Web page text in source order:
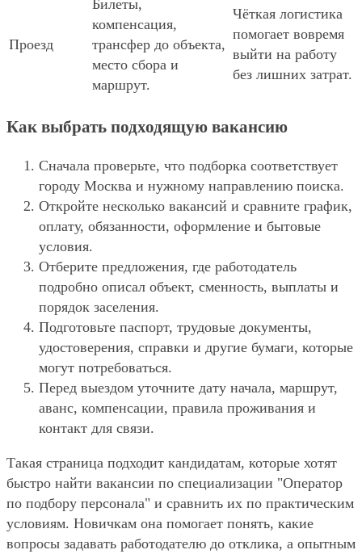
Проезд
Билеты,
компенсация,
трансфер до объекта,
место сбора и
маршрут.
Чёткая логистика
помогает вовремя
выйти на работу
без лишних затрат.
Как выбрать подходящую вакансию
Сначала проверьте, что подборка соответствует
городу Москва и нужному направлению поиска.
Откройте несколько вакансий и сравните график,
оплату, обязанности, оформление и бытовые
условия.
Отберите предложения, где работодатель
подробно описал объект, сменность, выплаты и
порядок заселения.
Подготовьте паспорт, трудовые документы,
удостоверения, справки и другие бумаги, которые
могут потребоваться.
Перед выездом уточните дату начала, маршрут,
аванс, компенсации, правила проживания и
контакт для связи.
Такая страница подходит кандидатам, которые хотят
быстро найти вакансии по специализации "Оператор
по подбору персонала" и сравнить их по практическим
условиям. Новичкам она помогает понять, какие
вопросы задавать работодателю до отклика, а опытным